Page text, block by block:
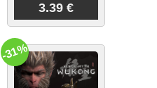
3.39 €
-31%